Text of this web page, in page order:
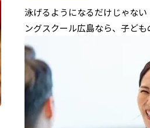
泳げるようになるだけじゃない
ングスクール広島なら、子ど